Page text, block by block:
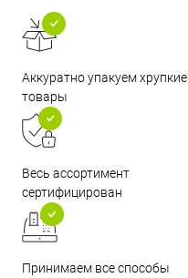
Аккуратно упакуем хрупкие
товары
Весь ассортимент
сертифицирован
Принимаем все способы